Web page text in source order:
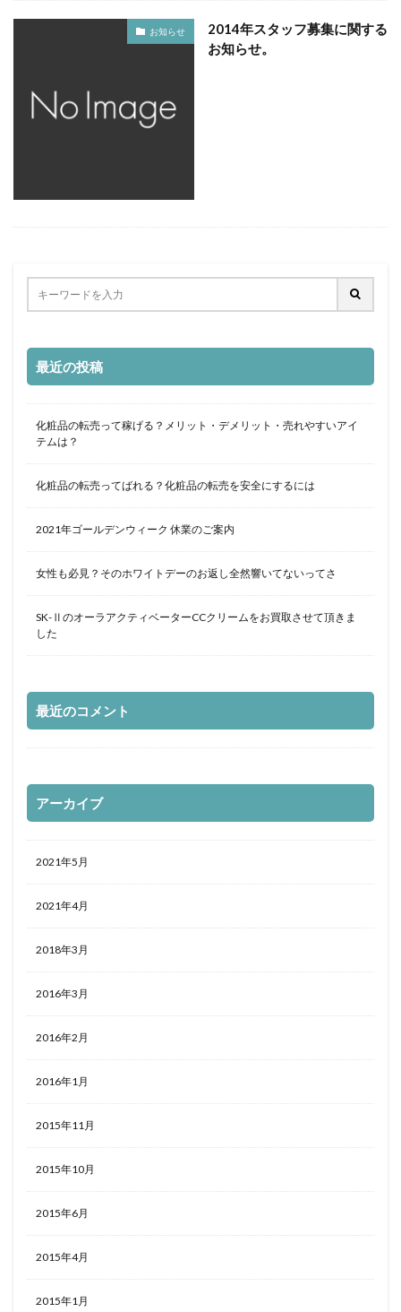
お知らせ
2014年スタッフ募集に関する
お知らせ。
最近の投稿
化粧品の転売って稼げる？メリット・デメリット・売れやすいアイ
テムは？
化粧品の転売ってばれる？化粧品の転売を安全にするには
2021年ゴールデンウィーク 休業のご案内
女性も必見？そのホワイトデーのお返し全然響いてないってさ
SK-ⅡのオーラアクティベーターCCクリームをお買取させて頂きま
した
最近のコメント
アーカイブ
2021年5月
2021年4月
2018年3月
2016年3月
2016年2月
2016年1月
2015年11月
2015年10月
2015年6月
2015年4月
2015年1月